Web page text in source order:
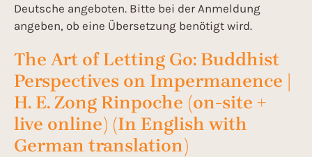
Deutsche angeboten. Bitte bei der Anmeldung
angeben, ob eine Übersetzung benötigt wird.
The Art of Letting Go: Buddhist
Perspectives on Impermanence |
H. E. Zong Rinpoche (on-site +
live online) (In English with
German translation)